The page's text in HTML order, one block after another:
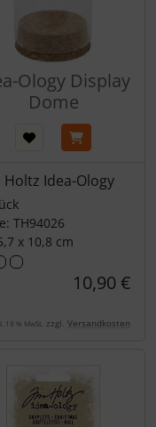
Ology Display
Dome
Holtz Idea-Ology
TH94026
x 10,8 cm
10,90 €
19 % MwSt. zzgl. Versandkosten